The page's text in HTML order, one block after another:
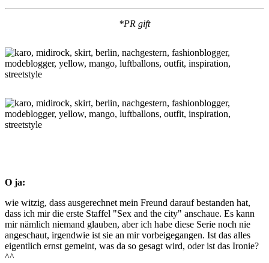
*PR gift
O ja:
wie witzig, dass ausgerechnet mein Freund darauf bestanden hat,
dass ich mir die erste Staffel "Sex and the city" anschaue. Es kann
mir nämlich niemand glauben, aber ich habe diese Serie noch nie
angeschaut, irgendwie ist sie an mir vorbeigegangen. Ist das alles
eigentlich ernst gemeint, was da so gesagt wird, oder ist das Ironie?
^^